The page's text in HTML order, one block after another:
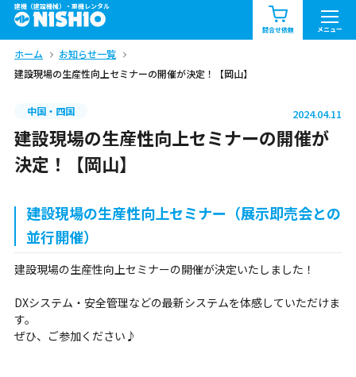
建機（建設機械）・重機レンタル
問合せ依頼 メニュー
商品一覧 お知らせ一覧
問合せ依頼リスト
北海道 東北 関東
中部
九州・沖縄（外部）
ホーム
お知らせ一覧
建設現場の生産性向上セミナーの開催が決定！【岡山】
中国・四国 2024.04.11
建設現場の生産性向上セミナーの開催が
決定！【岡山】
建設現場の生産性向上セミナー（展示即売会との
並行開催）
建設現場の生産性向上セミナーの開催が決定いたしました！
DXシステム・安全管理などの最新システムを体感していただけま
す。
ぜひ、ご参加ください♪